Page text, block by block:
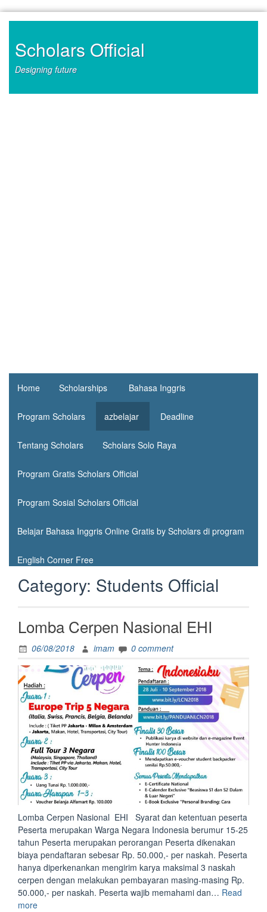
contentScholars Official
Designing future
Home Scholarships Bahasa Inggris
Program Scholars azbelajar Deadline
Tentang Scholars Scholars Solo Raya
Program Gratis Scholars Official
Program Sosial Scholars Official
Belajar Bahasa Inggris Online Gratis by Scholars di program
English Corner Free
Category: Students Official
Lomba Cerpen Nasional EHI
06/08/2018 imam 0 comment
Lomba Cerpen Nasional EHI Syarat dan ketentuan peserta
Peserta merupakan Warga Negara Indonesia berumur 15-25
tahun Peserta merupakan perorangan Peserta dikenakan
biaya pendaftaran sebesar Rp. 50.000,- per naskah. Peserta
hanya diperkenankan mengirim karya maksimal 3 naskah
cerpen dengan melakukan pembayaran masing-masing Rp.
50.000,- per naskah. Peserta wajib memahami dan… Read
more“Lomba